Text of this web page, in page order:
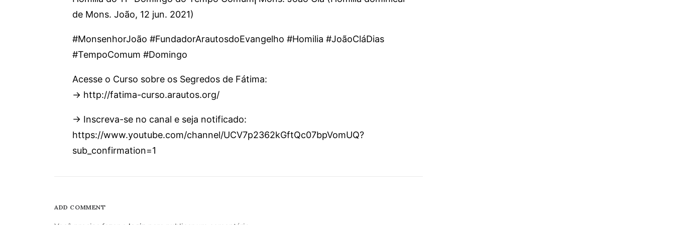
de Mons. João, 12 jun. 2021)
#MonsenhorJoão #FundadorArautosdoEvangelho #Homilia #JoãoCláDias
#TempoComum #Domingo
Acesse o Curso sobre os Segredos de Fátima:
→ http://fatima-curso.arautos.org/
→ Inscreva-se no canal e seja notificado:
https://www.youtube.com/channel/UCV7p2362kGftQc07bpVomUQ?
sub_confirmation=1
ADD COMMENT